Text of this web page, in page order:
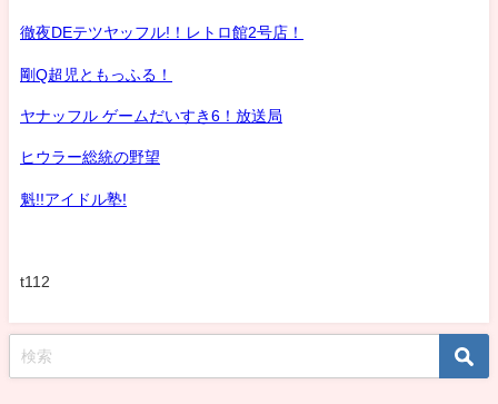
徹夜DEテツヤッフル!！レトロ館2号店！
剛Q超児ともっふる！
ヤナッフル ゲームだいすき6！放送局
ヒウラー総統の野望
魁!!アイドル塾!
t112